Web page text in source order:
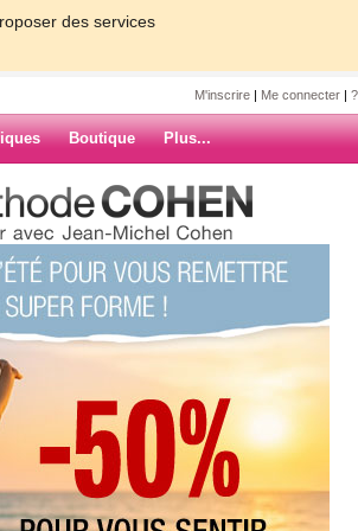
des services
M'inscrire | Me connecter |
Boutique Plus...
ARCHIVES